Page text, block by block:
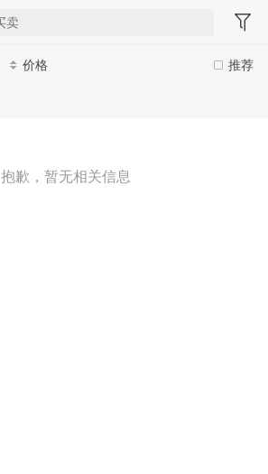
推荐
价格
抱歉，暂无相关信息